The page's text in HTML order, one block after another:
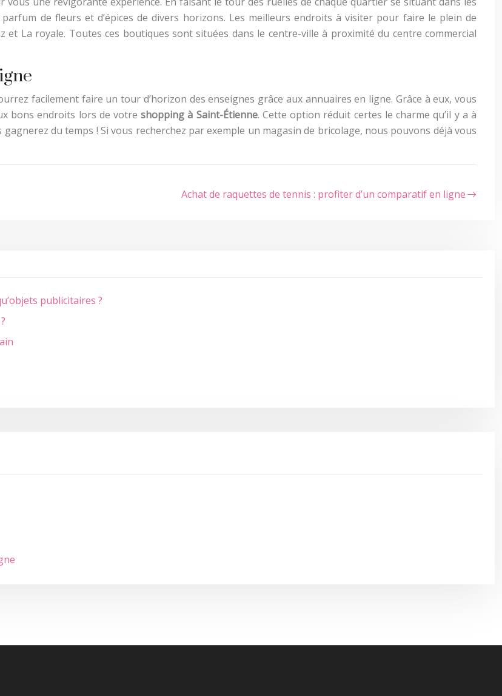
de fleurs et d’épices de divers horizons. Les meilleurs endroits à visiter pour faire le plein de
La royale. Toutes ces boutiques sont situées dans le centre-ville à proximité du centre commercial
facilement faire un tour d’horizon des enseignes grâce aux annuaires en ligne. Grâce à eux, vous
bons endroits lors de votreshopping à Saint-Étienne. Cette option réduit certes le charme qu’il y a à
du temps ! Si vous recherchez par exemple un magasin de bricolage, nous pouvons déjà vous
Achat de raquettes de tennis : profiter d’un comparatif en ligne
publicitaires ?